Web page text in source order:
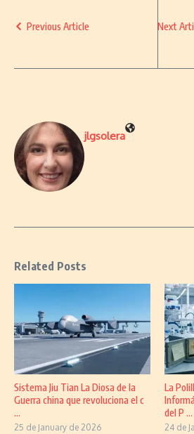
Previous Article Next
jlgsolera
Related Posts
Sistema Jiu Tian La Diosa de la
Guerra china que revoluciona el c
...
25 de January de 2026
La
del P ...
24 de